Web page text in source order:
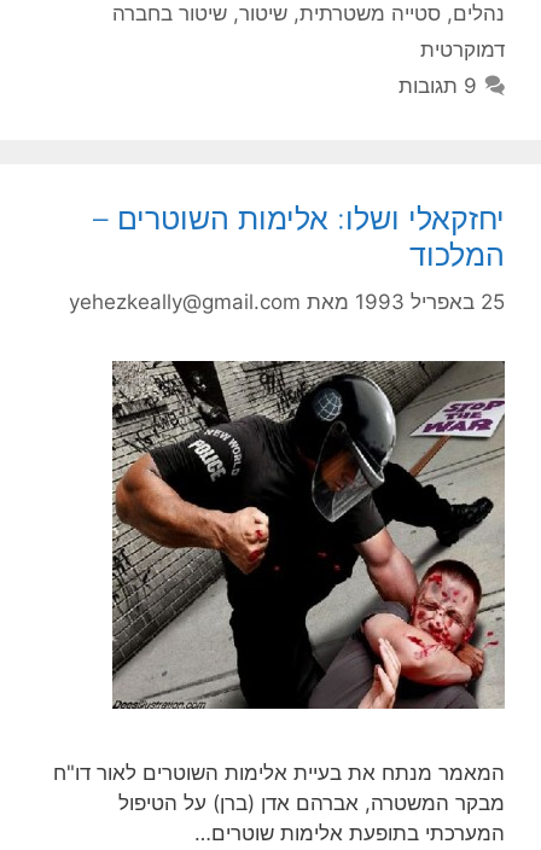
נהלים, סטייה משטרתית, שיטור, שיטור בחברה
דמוקרטית
9 תגובות
יחזקאלי ושלו: אלימות השוטרים –
המלכוד
25 באפריל 1993 מאת yehezkeally@gmail.com
המאמר מנתח את בעיית אלימות השוטרים לאור דו"ח
מבקר המשטרה, אברהם אדן (ברן) על הטיפול
המערכתי בתופעת אלימות שוטרים…